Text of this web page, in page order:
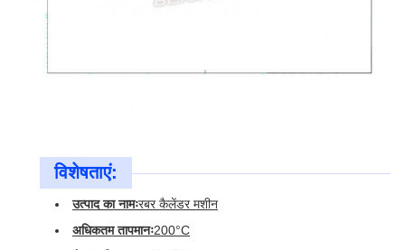
विशेषताएं:
उत्पाद का नामःरबर कैलेंडर मशीन
अधिकतम तापमानः200°C